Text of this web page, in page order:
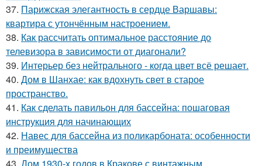
37. Парижская элегантность в сердце Варшавы:
квартира с утончённым настроением.
38. Как рассчитать оптимальное расстояние до
телевизора в зависимости от диагонали?
39. Интерьер без нейтрального - когда цвет всё решает.
40. Дом в Шанхае: как вдохнуть свет в старое
пространство.
41. Как сделать павильон для бассейна: пошаговая
инструкция для начинающих
42. Навес для бассейна из поликарбоната: особенности
и преимущества